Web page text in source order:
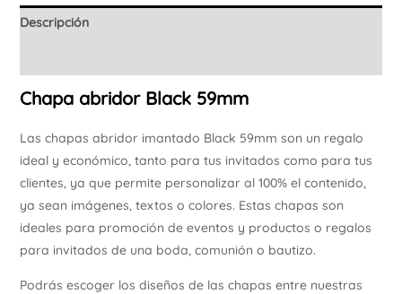
Descripción
Chapa abridor Black 59mm
Las chapas abridor imantado Black 59mm son un regalo
ideal y económico, tanto para tus invitados como para tus
clientes, ya que permite personalizar al 100% el contenido,
ya sean imágenes, textos o colores. Estas chapas son
ideales para promoción de eventos y productos o regalos
para invitados de una boda, comunión o bautizo.
Podrás escoger los diseños de las chapas entre nuestras